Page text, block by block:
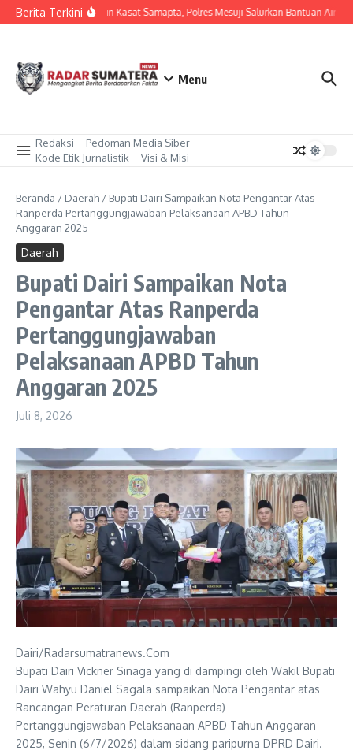
Lewati ke konten
Berita TerkiniDipimpin Kasat Samapta, Polres Mesuji Salurkan Bantuan Air
Menu
Redaksi
Pedoman Media Siber
Kode Etik Jurnalistik
Visi & Misi
Beranda / Daerah / Bupati Dairi Sampaikan Nota Pengantar Atas
Ranperda Pertanggungjawaban Pelaksanaan APBD Tahun
Anggaran 2025
Daerah
Bupati Dairi Sampaikan Nota
Pengantar Atas Ranperda
Pertanggungjawaban
Pelaksanaan APBD Tahun
Anggaran 2025
Juli 8, 2026
Dairi/Radarsumatranews.Com
Bupati Dairi Vickner Sinaga yang di dampingi oleh Wakil Bupati
Dairi Wahyu Daniel Sagala sampaikan Nota Pengantar atas
Rancangan Peraturan Daerah (Ranperda)
Pertanggungjawaban Pelaksanaan APBD Tahun Anggaran
2025, Senin (6/7/2026) dalam sidang paripurna DPRD Dairi.